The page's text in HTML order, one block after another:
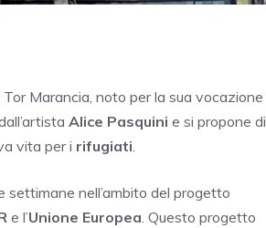
Marancia, noto per la sua vocazione
Alice Pasquini e si propone di
vita per i rifugiati.
settimane nell’ambito del progetto
e l’Unione Europea. Questo progetto